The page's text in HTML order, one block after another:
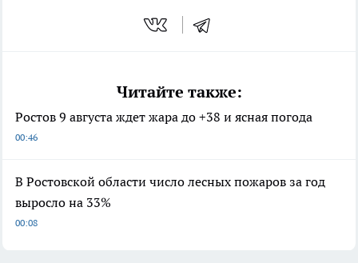
Читайте также:
Ростов 9 августа ждет жара до +38 и ясная погода
00:46
В Ростовской области число лесных пожаров за год
выросло на 33%
00:08